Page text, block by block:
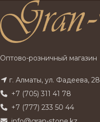
Оптово-розничный магазин
г. Алматы, ул. Фадеева, 28
+7 (705) 311 41 78
+7 (777) 233 50 44